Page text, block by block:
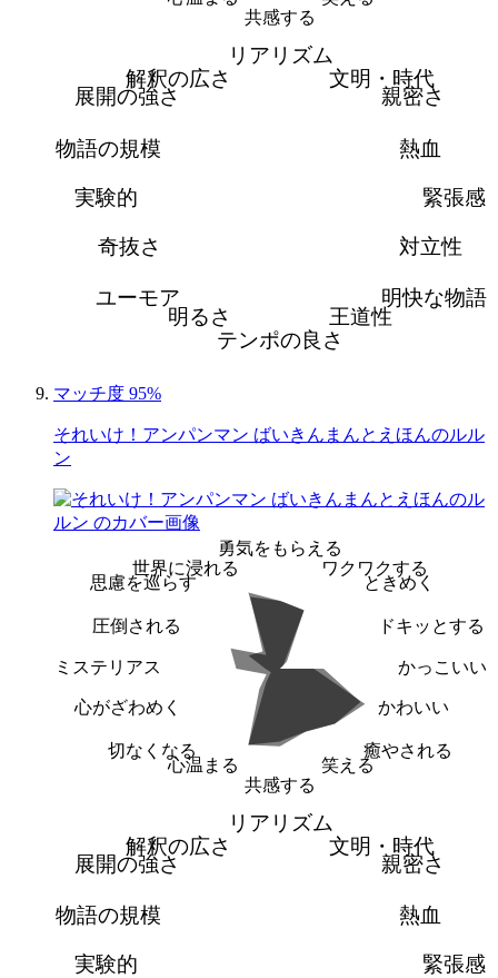
共感する
リアリズム
文明・時代
親密さ
熱血
緊張感
対立性
明快な物語
王道性
テンポの良さ
明るさ
ユーモア
奇抜さ
実験的
物語の規模
展開の強さ
解釈の広さ
マッチ度 95%
それいけ！アンパンマン ばいきんまんとえほんのルル
ン
勇気をもらえる
ワクワクする
ときめく
ドキッとする
かっこいい
かわいい
癒やされる
笑える
共感する
心温まる
切なくなる
心がざわめく
ミステリアス
圧倒される
思慮を巡らす
世界に浸れる
リアリズム
文明・時代
親密さ
熱血
緊張感
実験的
物語の規模
展開の強さ
解釈の広さ